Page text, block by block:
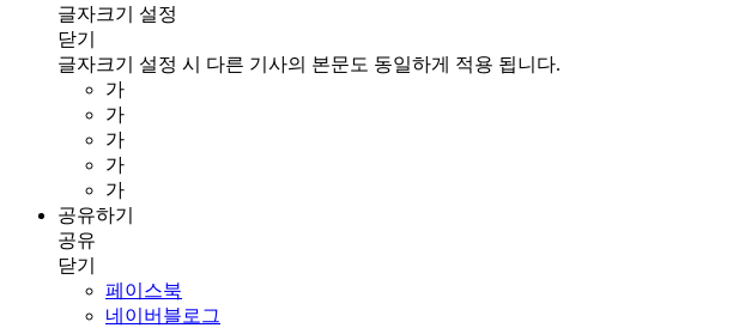
글자크기 설정
닫기
글자크기 설정 시 다른 기사의 본문도 동일하게 적용 됩니다.
가
가
가
가
가
공유하기
공유
닫기
페이스북
네이버블로그